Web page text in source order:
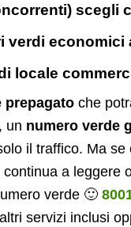
scegli
verdi economici
locale
prepagato che
un numero verde
il traffico. Ma se
a leggere
verde 🙂
servizi inclusi